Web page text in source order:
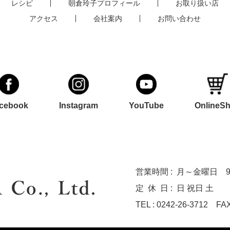
レシピ 朝倉玲子プロフィール
お取り扱い店
アクセス
会社案内 お問い合わせ
Instagram YouTube
営業時間 :
月～金曜日
定休
日 :
日 祝日 土
TEL : 0242-26-3712